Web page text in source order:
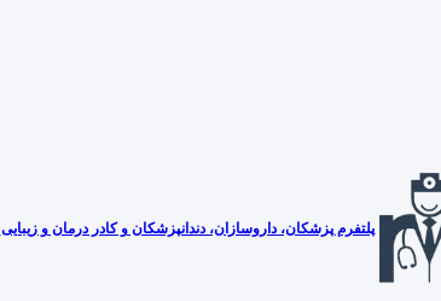
پلتفرم پزشکان، داروسازان، دندانپزشکان و کادر درمان و زیبایی